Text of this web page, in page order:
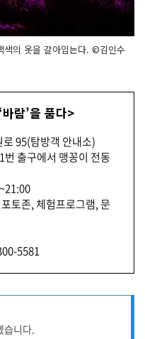
색의 옷을 갈아입는다. ©김인수
람’을 품다>
95(탐방객 안내소)
출구에서 맹꽁이 전동
토존, 체험프로그램, 문
5581
니다.